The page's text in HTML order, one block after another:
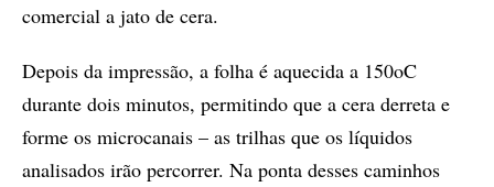
comercial a jato de cera.
Depois da impressão, a folha é aquecida a 150oC
durante dois minutos, permitindo que a cera derreta e
forme os microcanais – as trilhas que os líquidos
analisados irão percorrer. Na ponta desses caminhos